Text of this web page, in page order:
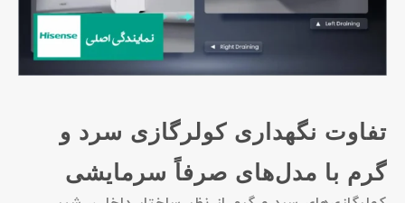
تفاوت نگهداری کولرگازی سرد و
گرم با مدل‌های صرفاً سرمایشی